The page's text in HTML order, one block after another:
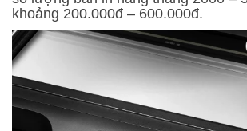
khoảng 200.000đ – 600.000đ.